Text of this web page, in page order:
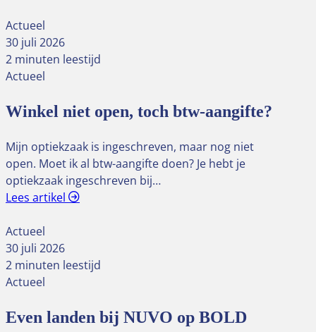
Actueel
30 juli 2026
2 minuten leestijd
Actueel
Winkel niet open, toch btw-aangifte?
Mijn optiekzaak is ingeschreven, maar nog niet
open. Moet ik al btw-aangifte doen? Je hebt je
optiekzaak ingeschreven bij…
Lees artikel
Actueel
30 juli 2026
2 minuten leestijd
Actueel
Even landen bij NUVO op BOLD